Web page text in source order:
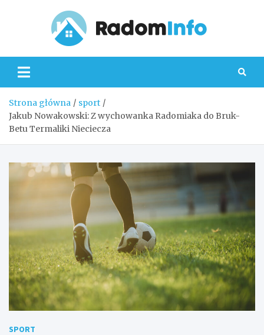
Strona główna
sport
Jakub Nowakowski: Z wychowanka Radomiaka do Bruk-
Betu Termaliki Nieciecza
SPORT